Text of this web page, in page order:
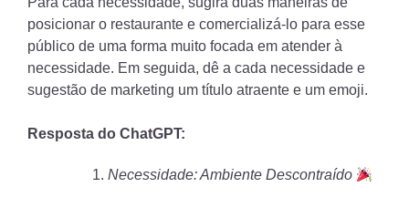
posicionar o restaurante e comercializá-lo para esse
público de uma forma muito focada em atender à
necessidade. Em seguida, dê a cada necessidade e
sugestão de marketing um título atraente e um emoji.
Resposta do ChatGPT:
Necessidade: Ambiente Descontraído